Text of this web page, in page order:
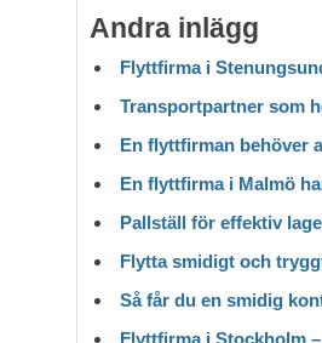
Andra inlägg
Flyttfirma i
Transportpartner som
En flyttfirman behöver
En flyttfirma i Malmö
Pallställ för effektiv
Flytta smidigt och
Så får du en smidig
Flyttfirma i Stockholm